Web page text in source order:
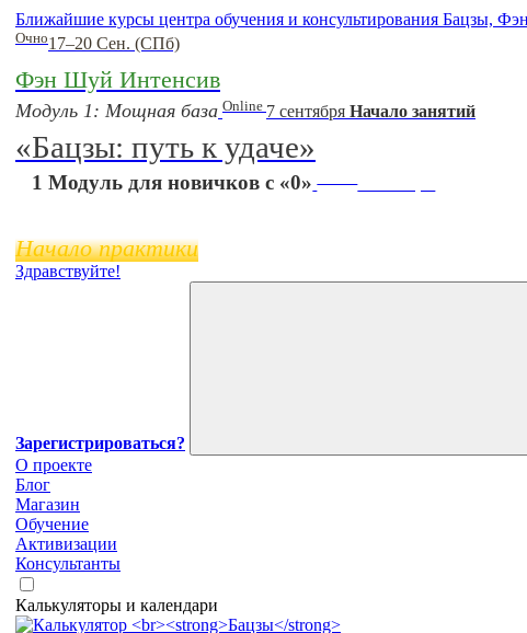
Ближайшие курсы центра обучения и консультирования Бацзы,
Очно17–20 Сен. (СПб)
Фэн Шуй Интенсив
Модуль 1: Мощная база Online 7 сентября Начало занятий
«Бацзы: путь к удаче»
1 Модуль для новичков с «0» 11 ноября
Начало практики
Здравствуйте!
Зарегистрироваться?
О проекте
Блог
Магазин
Обучение
Активизации
Консультанты
Калькуляторы и календари